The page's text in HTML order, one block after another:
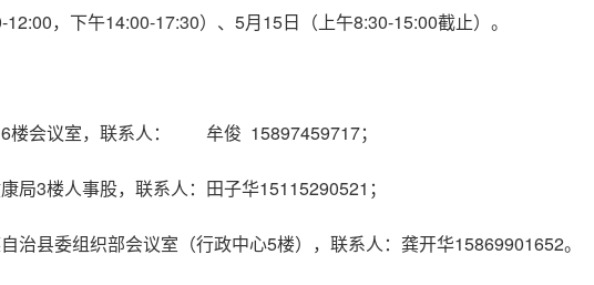
，下午14:00-17:30）、5月15日（上午8:30-15:00截止）。
6楼会议室，联系人： 牟俊 15897459717；
局3楼人事股，联系人：田子华15115290521；
治县委组织部会议室（行政中心5楼），联系人：龚开华15869901652。